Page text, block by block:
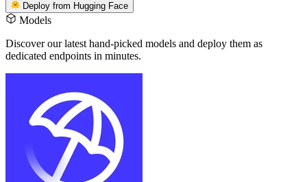
Deploy from Hugging Face
Models
Discover our latest hand-picked models and deploy them as
dedicated endpoints in minutes.